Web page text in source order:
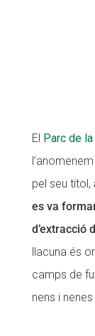
El Parc de
pel seu títol,
es va
d’extracció
llacuna és
camps de
nens i